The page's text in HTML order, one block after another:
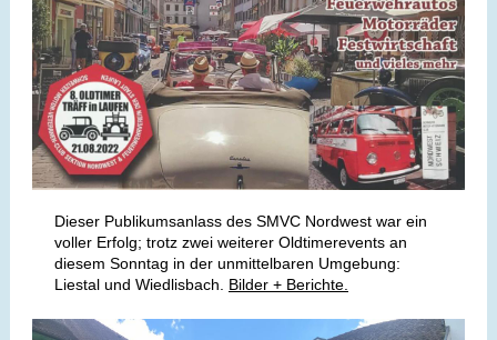
Dieser Publikumsanlass des SMVC Nordwest war ein
voller Erfolg; trotz zwei weiterer Oldtimerevents an
diesem Sonntag in der unmittelbaren Umgebung:
Liestal und Wiedlisbach. Bilder + Berichte.